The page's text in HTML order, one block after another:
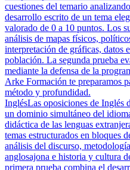
cuestiones del temario
desarrollo escrito de un tema
valorado de 0 a 10 puntos. Los
análisis de mapas físicos,
interpretación de gráficas, datos
población. La segunda prueba
mediante la defensa de la
Arke Formación te preparamos
método y profundidad.
InglésLas oposiciones de Inglés
un dominio simultáneo del
didáctica de las lenguas
temas estructurados en bloques
análisis del discurso,
anglosajona e historia y cultura
primera prueba combina el